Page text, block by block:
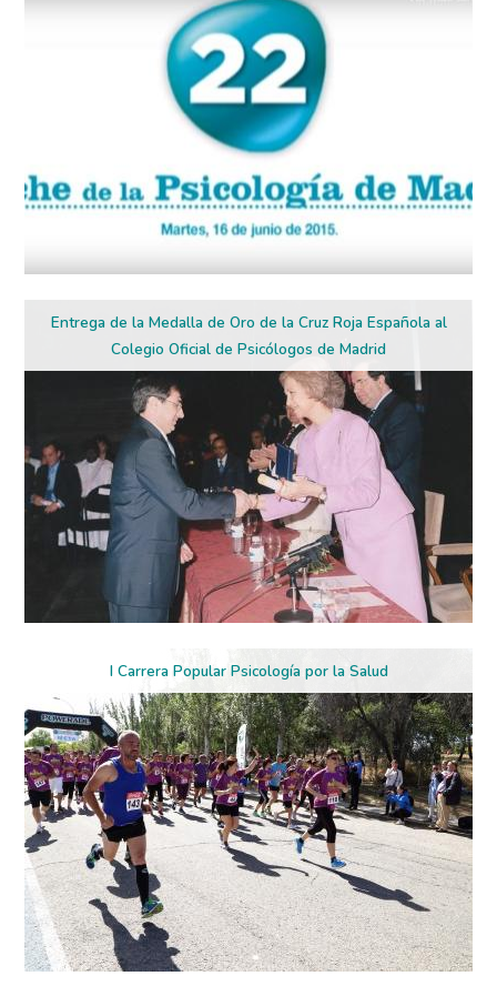
Entrega de la Medalla de Oro de la Cruz Roja Española al
Colegio Oficial de Psicólogos de Madrid
I Carrera Popular Psicología por la Salud